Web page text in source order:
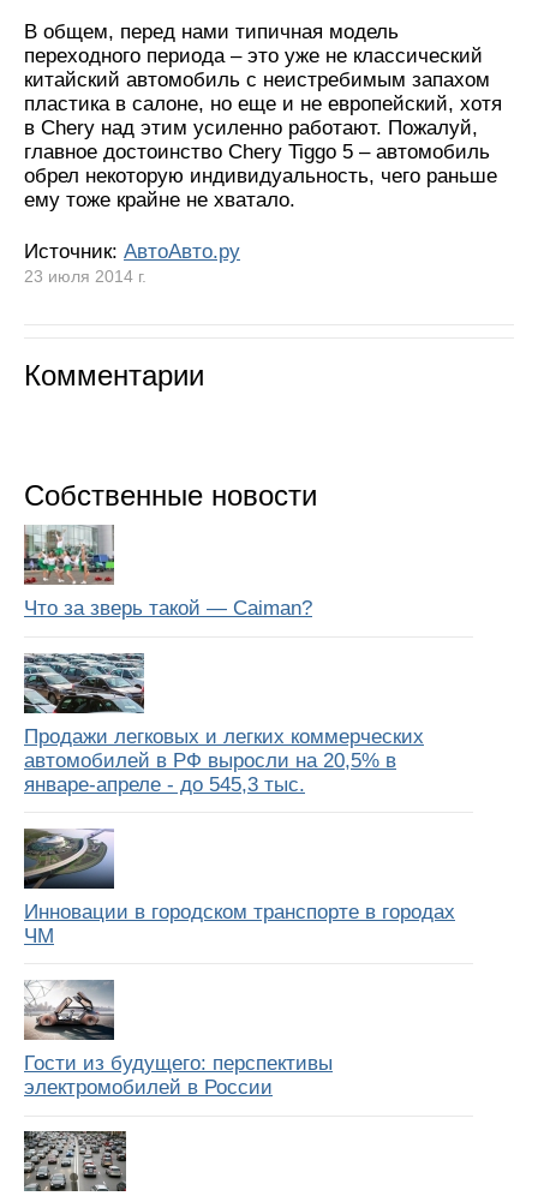
В общем, перед нами типичная модель
переходного периода – это уже не классический
китайский автомобиль с неистребимым запахом
пластика в салоне, но еще и не европейский, хотя
в Chery над этим усиленно работают. Пожалуй,
главное достоинство Chery Tiggo 5 – автомобиль
обрел некоторую индивидуальность, чего раньше
ему тоже крайне не хватало.
Источник: АвтоАвто.ру
23 июля 2014 г.
Комментарии
Собственные новости
Что за зверь такой — Caiman?
Продажи легковых и легких коммерческих
автомобилей в РФ выросли на 20,5% в
январе-апреле - до 545,3 тыс.
Инновации в городском транспорте в городах
ЧМ
Гости из будущего: перспективы
электромобилей в России